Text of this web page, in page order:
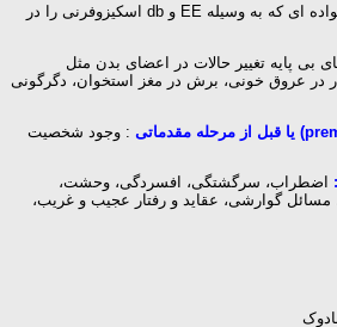
: خانواده ای که به وسیله EE و db اسکیزوفرنی را در
بی پایه تغییر حالات در اعضای بدن مثل
عروق خونی، برش در مغز استخوان، دگرگونی
یا قبل از مرحله مقدماتی : وجود شخصیت
اضطراب، سرگشتگی، افسردگی، وحشت،
مسائل گوارشی، عقاید و رفتار عجیب و غریب،